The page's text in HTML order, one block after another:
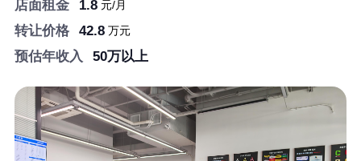
店面租金 1.8元/月
转让价格 42.8万元
预估年收入 50万以上